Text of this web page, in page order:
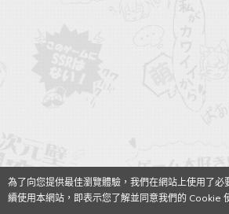
為了向您提供最佳瀏覽體驗，我們在網站上使用了
續使用本網站，即表示您了解並同意我們的 Cookie